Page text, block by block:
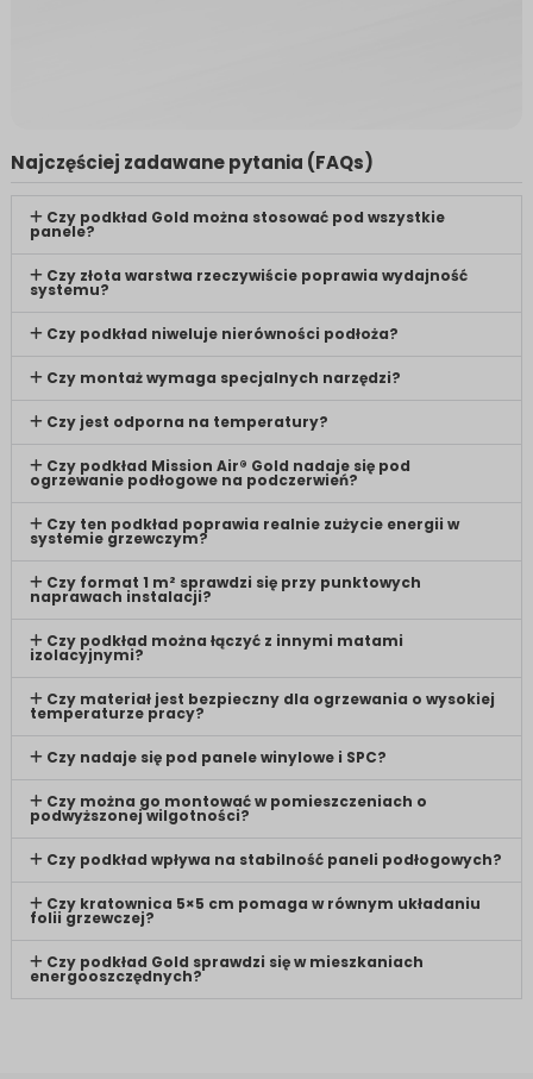
Najczęściej zadawane pytania (FAQs)
Czy podkład Gold można stosować pod wszystkie
panele?
Czy złota warstwa rzeczywiście poprawia wydajność
systemu?
Czy podkład niweluje nierówności podłoża?
Czy montaż wymaga specjalnych narzędzi?
Czy jest odporna na temperatury?
Czy podkład Mission Air® Gold nadaje się pod
ogrzewanie podłogowe na podczerwień?
Czy ten podkład poprawia realnie zużycie energii w
systemie grzewczym?
Czy format 1 m² sprawdzi się przy punktowych
naprawach instalacji?
Czy podkład można łączyć z innymi matami
izolacyjnymi?
Czy materiał jest bezpieczny dla ogrzewania o wysokiej
temperaturze pracy?
Czy nadaje się pod panele winylowe i SPC?
Czy można go montować w pomieszczeniach o
podwyższonej wilgotności?
Czy podkład wpływa na stabilność paneli podłogowych?
Czy kratownica 5×5 cm pomaga w równym układaniu
folii grzewczej?
Czy podkład Gold sprawdzi się w mieszkaniach
energooszczędnych?